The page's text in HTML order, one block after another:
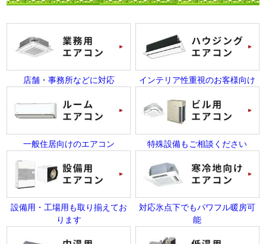
店舗・事務所などに対応 インテリア性重視のお客様向け
一般住居向けのエアコン 特殊設備もご相談ください
設備用・工場用も取り揃えてお
ります
対応氷点下でもパワフル暖房可
能